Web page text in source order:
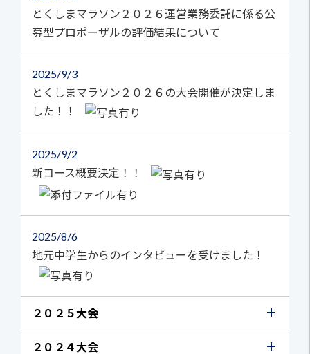
とくしまマラソン２０２６運営業務委託に係る公
募型プロポーザルの評価結果について
2025 9/3
とくしまマラソン２０２６の大会開催が決定しま
した！！
2025 9/2
新コース概要決定！！
2025 8/6
地元中学生からのインタビューを受けました！
２０２５大会
２０２４大会